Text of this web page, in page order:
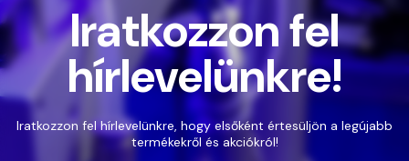
Iratkozzon fel
hírlevelünkre!
Iratkozzon fel hírlevelünkre, hogy elsőként értesüljön a legújabb
termékekről és akciókról!